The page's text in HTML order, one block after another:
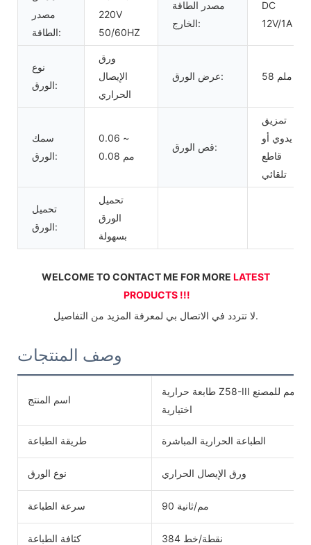
مصدر
الطاقة:
220V
50/60HZ
مصدر الطاقة
الخارج:
DC
12V/1A
نوع
الورق:
ورق
الإيصال
الحراري
عرض الورق: 58 ملم
سمك
الورق:
0.06 ~
0.08 مم
قص الورق:
تمزيق
يدوي أو
قاطع
تلقائي
تحميل
الورق:
تحميل
الورق
بسهولة
WELCOME TO CONTACT ME FOR MORE LATEST
PRODUCTS !!!
لا تتردد في الاتصال بي لمعرفة المزيد من التفاصيل.
وصف المنتجات
اسم المنتج
طابعة حرارية Z58-III طابعة سطح مكتب 58 مم للمصنع USB بلوتوث واي فاي طابعة إيصالات
اختيارية
طريقة الطباعة الطباعة الحرارية المباشرة
نوع الورق ورق الإيصال الحراري
سرعة الطباعة 90 مم/ثانية
كثافة الطباعة 384 نقطة/خط